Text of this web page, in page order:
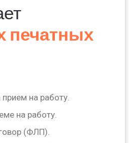
печатных
на работу.
на работу.
(ФЛП).